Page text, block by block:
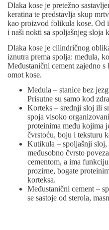
Dlaka kose je pretežno
keratina te predstavlja skup
kao proizvod folikula kose. Od
i naši nokti sa spoljašnjeg sloja
Dlaka kose je cilindričnog
iznutra prema spolja: medula,
Međustanični cement zajedno
omot kose.
Medula – stanice bez
Prisutne su samo kod
Korteks – srednji sloj ili
spoja visoko
proteinima među kojima
čvrstoću, boju i teksturu
Kutikula – spoljašnji sloj,
međusobno čvrsto
cementom, a ima
prozirne, bogate
korteksa.
Međustanični cement –
se sastoje od sterola,